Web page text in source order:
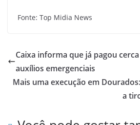
Fonte: Top Midia News
Caixa informa que já pagou cerca
auxílios emergenciais
Mais uma execução em
a